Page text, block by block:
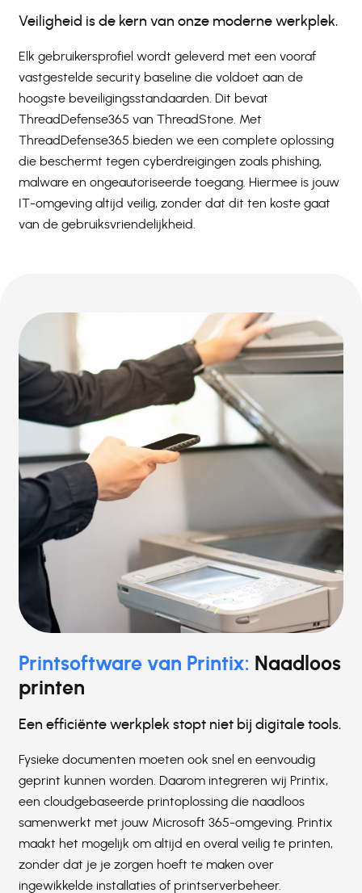
Veiligheid is de kern van onze moderne werkplek.
Elk gebruikersprofiel wordt geleverd met een vooraf
vastgestelde security baseline die voldoet aan de
hoogste beveiligingsstandaarden. Dit bevat
ThreadDefense365 van ThreadStone. Met
ThreadDefense365 bieden we een complete oplossing
die beschermt tegen cyberdreigingen zoals phishing,
malware en ongeautoriseerde toegang. Hiermee is jouw
IT-omgeving altijd veilig, zonder dat dit ten koste gaat
van de gebruiksvriendelijkheid.
Printsoftware van Printix: Naadloos
printen
Een efficiënte werkplek stopt niet bij digitale tools.
Fysieke documenten moeten ook snel en eenvoudig
geprint kunnen worden. Daarom integreren wij Printix,
een cloudgebaseerde printoplossing die naadloos
samenwerkt met jouw Microsoft 365-omgeving. Printix
maakt het mogelijk om altijd en overal veilig te printen,
zonder dat je je zorgen hoeft te maken over
ingewikkelde installaties of printserverbeheer.